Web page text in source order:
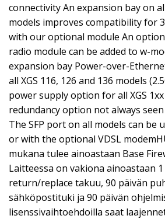
connectivity An expansion bay on
models improves compatibility for
with our optional module An
radio module can be added to w-
expansion bay Power-over-
all XGS 116, 126 and 136 models
power supply option for all XGS
redundancy option not always
The SFP port on all models can be
or with the optional VDSL
mukana tulee ainoastaan Base
Laitteessa on vakiona ainoastaan
return/replace takuu, 90 päivän
sähköpostituki ja 90 päivän
lisenssivaihtoehdoilla saat